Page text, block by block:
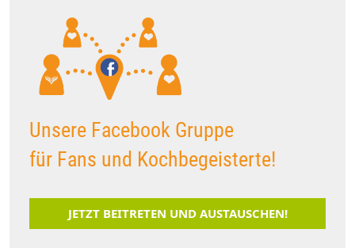
Unsere Facebook Gruppe
für Fans und Kochbegeisterte!
JETZT BEITRETEN UND AUSTAUSCHEN!